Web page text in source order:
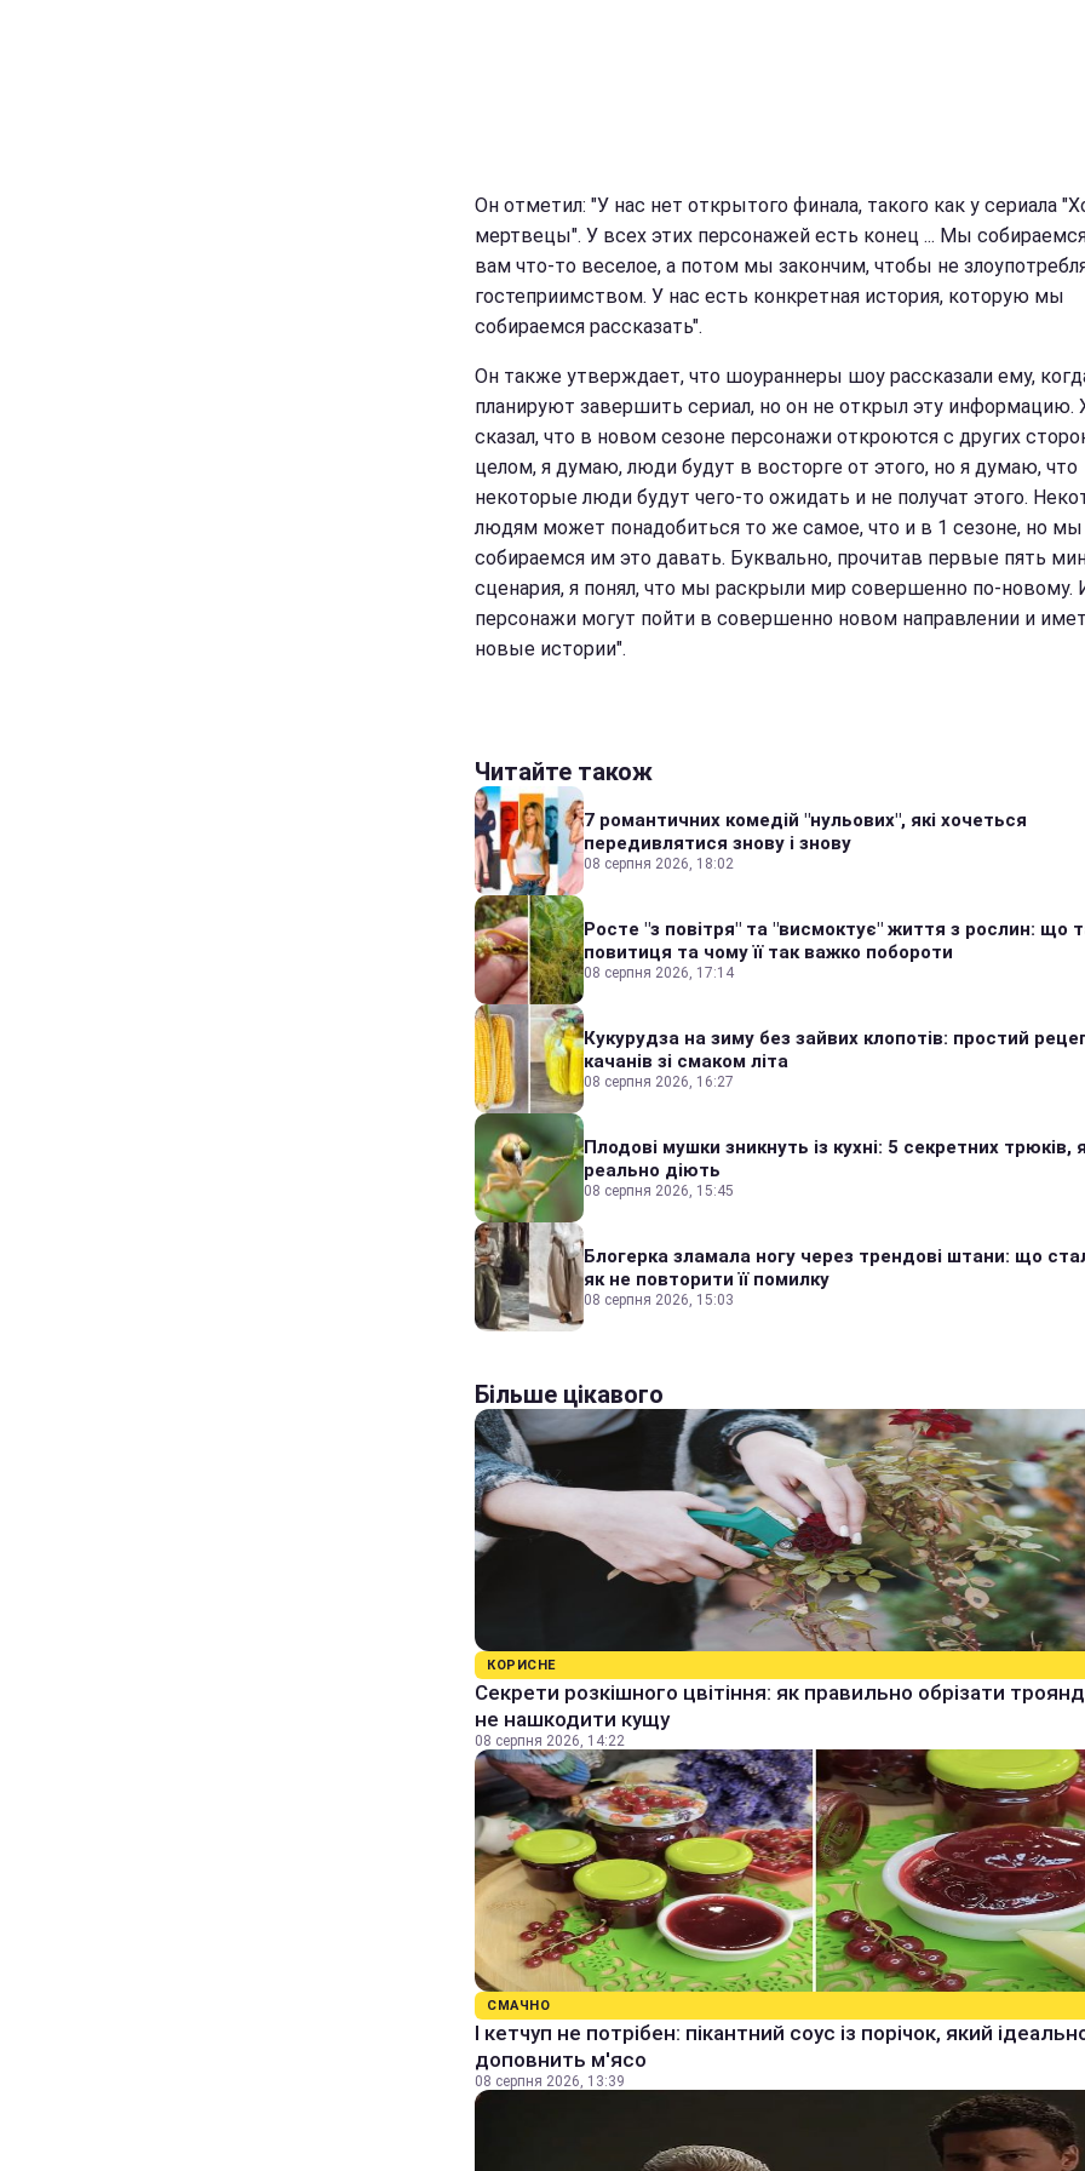
Он отметил: "У нас нет открытого финала, такого как у сериала
мертвецы". У всех этих персонажей есть конец ... Мы
вам что-то веселое, а потом мы закончим, чтобы не
гостеприимством. У нас есть конкретная история, которую мы
собираемся рассказать".
Он также утверждает, что шоураннеры шоу рассказали ему,
планируют завершить сериал, но он не открыл эту информацию.
сказал, что в новом сезоне персонажи откроются с других
целом, я думаю, люди будут в восторге от этого, но я думаю, что
некоторые люди будут чего-то ожидать и не получат этого.
людям может понадобиться то же самое, что и в 1 сезоне, но
собираемся им это давать. Буквально, прочитав первые пять
сценария, я понял, что мы раскрыли мир совершенно по-новому.
персонажи могут пойти в совершенно новом направлении и
новые истории".
Читайте також
7 романтичних комедій "нульових", які хочеться
передивлятися знову і знову
08 серпня 2026, 18:02
Росте "з повітря" та "висмоктує" життя з рослин: що
повитиця та чому її так важко побороти
08 серпня 2026, 17:14
Кукурудза на зиму без зайвих клопотів: простий
качанів зі смаком літа
08 серпня 2026, 16:27
Плодові мушки зникнуть із кухні: 5 секретних трюків,
реально діють
08 серпня 2026, 15:45
Блогерка зламала ногу через трендові штани: що
як не повторити її помилку
08 серпня 2026, 15:03
Більше цікавого
КОРИСНЕ
Секрети розкішного цвітіння: як правильно обрізати
не нашкодити кущу
08 серпня 2026, 14:22
СМАЧНО
І кетчуп не потрібен: пікантний соус із порічок, який
доповнить м'ясо
08 серпня 2026, 13:39